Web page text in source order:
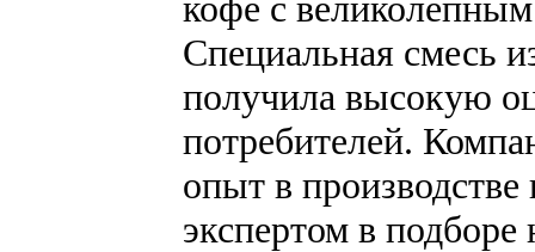
Специальная смесь
получила высокую
потребителей.
опыт в
экспертом в подборе